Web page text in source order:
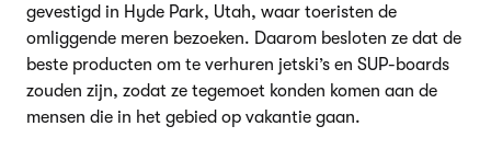
gevestigd in Hyde Park, Utah, waar toeristen de
omliggende meren bezoeken. Daarom besloten ze dat de
beste producten om te verhuren jetski’s en SUP-boards
zouden zijn, zodat ze tegemoet konden komen aan de
mensen die in het gebied op vakantie gaan.